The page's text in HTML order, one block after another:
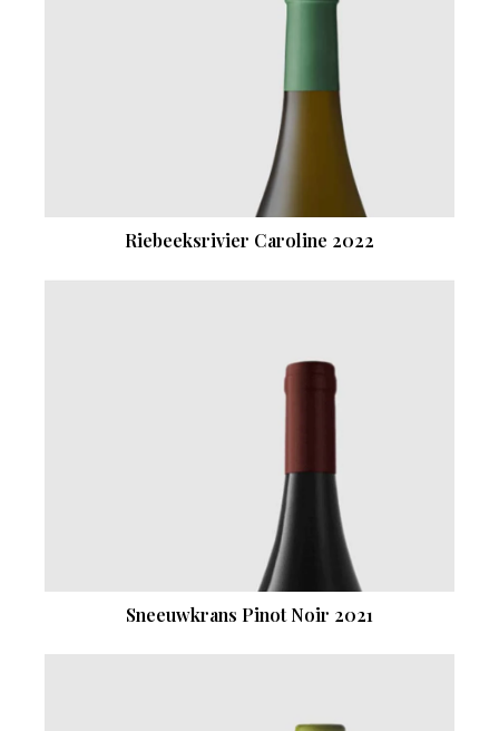
Riebeeksrivier Caroline 2022
Sneeuwkrans Pinot Noir 2021